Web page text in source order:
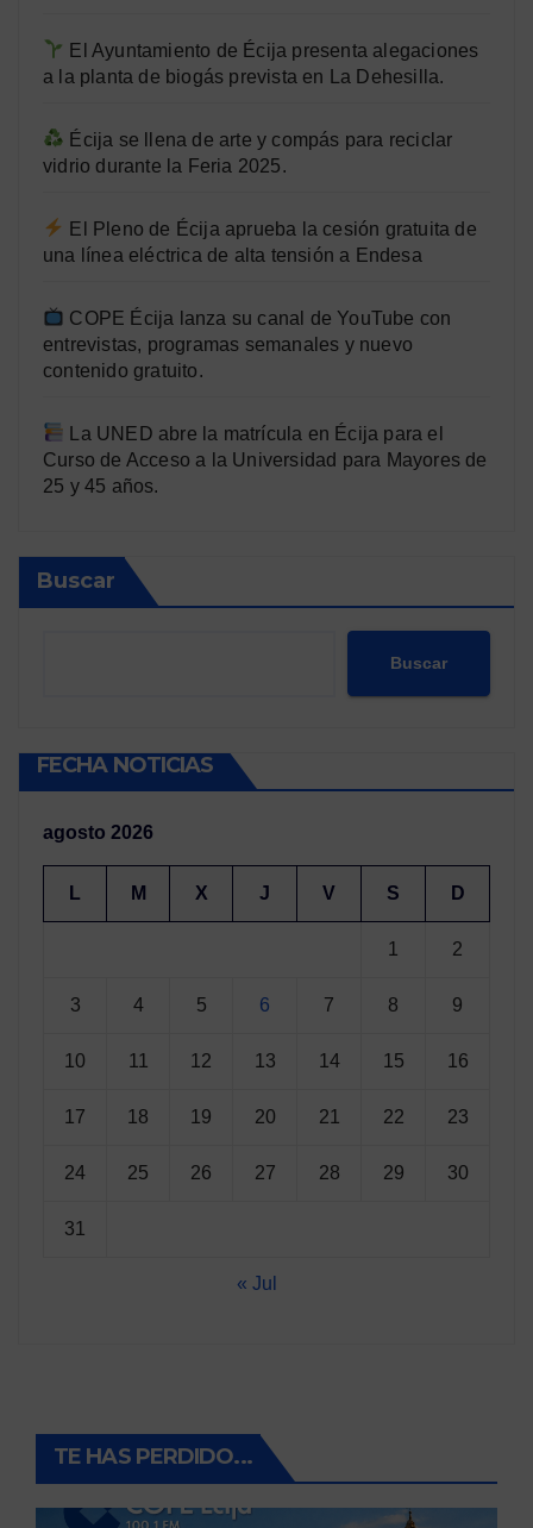
El Ayuntamiento de Écija presenta alegaciones
a la planta de biogás prevista en La Dehesilla.
Écija se llena de arte y compás para reciclar
vidrio durante la Feria 2025.
El Pleno de Écija aprueba la cesión gratuita de
una línea eléctrica de alta tensión a Endesa
COPE Écija lanza su canal de YouTube con
entrevistas, programas semanales y nuevo
contenido gratuito.
La UNED abre la matrícula en Écija para el
Curso de Acceso a la Universidad para Mayores de
25 y 45 años.
Buscar
Buscar
FECHA NOTICIAS
agosto 2026
L M X J V S D
1 2
3 4 5 6 7 8 9
10 11 12 13 14 15 16
17 18 19 20 21 22 23
24 25 26 27 28 29 30
31
« Jul
TE HAS PERDIDO...